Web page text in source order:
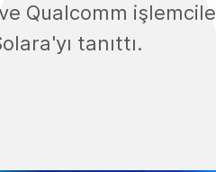
Qualcomm
tanıttı.